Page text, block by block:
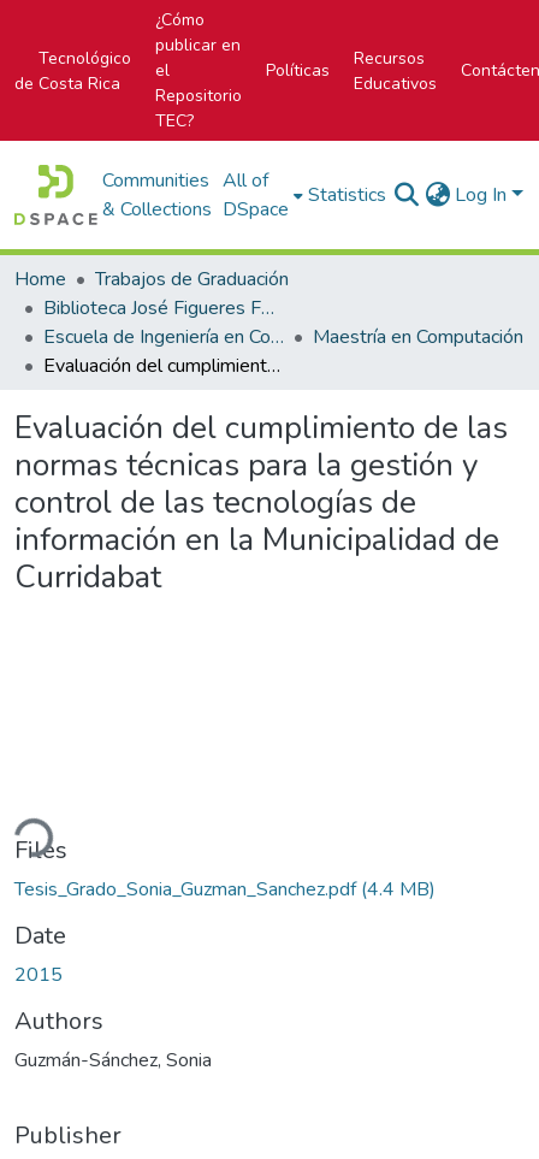
Tecnológico
de Costa Rica
¿Cómo
publicar en
el
Repositorio
TEC?
Políticas
Recursos
Educativos
Communities
& Collections
All of
DSpace
Statistics Log In
Home
Trabajos de Graduación
Biblioteca José Figueres Ferrer
Escuela de Ingeniería en Computación
Maestría en Computación
Evaluación del cumplimiento de las normas técnicas para la gestión y control de las tecnologías de información en la Municipalidad de Curridabat
Evaluación del cumplimiento de las
normas técnicas para la gestión y
control de las tecnologías de
información en la Municipalidad de
Curridabat
Files
Tesis_Grado_Sonia_Guzman_Sanchez.pdf(4.4 MB)
Date
2015
Authors
Guzmán-Sánchez, Sonia
Publisher